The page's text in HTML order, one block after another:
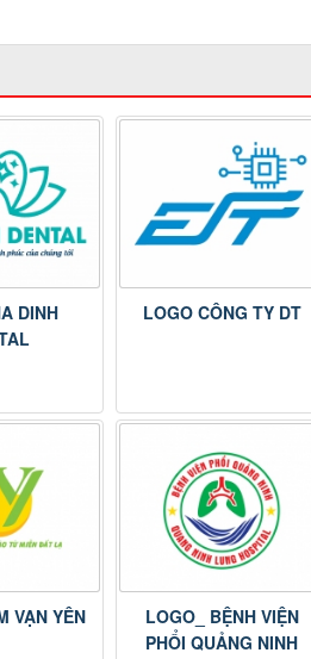
DINH
LOGO CÔNG TY DT
VẠN YÊN
LOGO_ BỆNH VIỆN
PHỔI QUẢNG NINH